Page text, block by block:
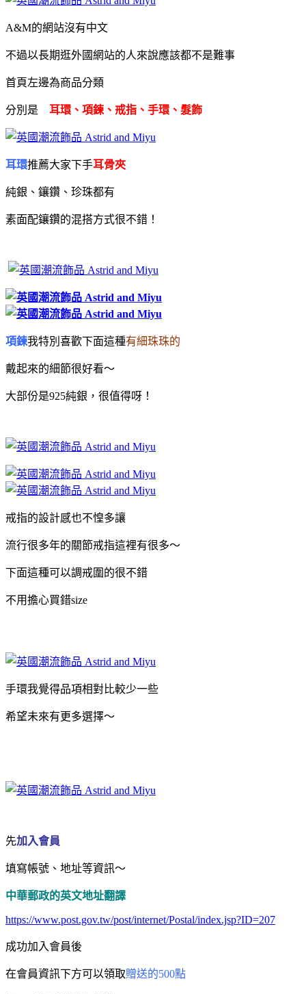
A&M的網站沒有中文
不過以長期逛外國網站的人來說應該都不是難事
首頁左邊為商品分類
分別是 耳環、項鍊、戒指、手環、髮飾
耳環推薦大家下手耳骨夾
純銀、鑲鑽、珍珠都有
素面配鑲鑽的混搭方式很不錯！
項鍊我特別喜歡下面這種有細珠珠的
戴起來的細節很好看～
大部份是925純銀，很值得呀！
戒指的設計感也不惶多讓
流行很多年的關節戒指這裡有很多～
下面這種可以調戒圍的很不錯
不用擔心買錯size
手環我覺得品項相對比較少一些
希望未來有更多選擇～
先加入會員
填寫帳號、地址等資訊～
中華郵政的英文地址翻譯
https://www.post.gov.tw/post/internet/Postal/index.jsp?ID=207
成功加入會員後
在會員資訊下方可以領取贈送的500點